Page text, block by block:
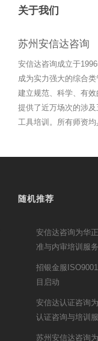
关于我们
苏州安信达咨询
安信达咨询成立于
成为实力强大的综合
建立规范、科学、有
提供了近万场次的涉
工具培训。所有师资
随机推荐
安信达咨询为华
准与内审培训服务
招银金服
目启动
安信达认证咨询
认证咨询与培训
苏州安信达咨询